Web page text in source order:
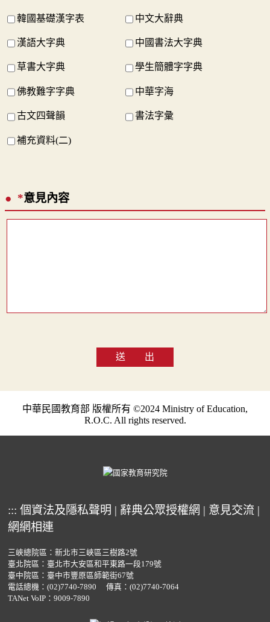
韓國基礎漢字表 中文大辭典
漢語大字典 中國書法大字典
草書大字典 學生簡體字字典
佛教難字字典 中華字海
古文四聲韻 書法字彙
補充資料(二)
*意見內容
送 出
中華民國教育部 版權所有 ©2024 Ministry of Education,
R.O.C. All rights reserved.
::: 個資法及隱私聲明 | 辭典公眾授權網 | 意見交流 |
網網相連
三峽總院區：新北市三峽區三樹路2號
臺北院區：臺北市大安區和平東路一段179號
臺中院區：臺中市豐原區師範街67號
電話總機： (02)7740-7890
傳真：(02)7740-7064
TANet VoIP：9009-7890